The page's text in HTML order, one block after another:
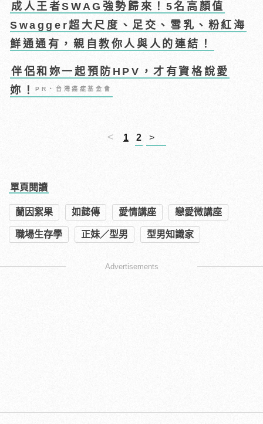
成人王者SWAG強勢歸來！5名高顏值
Swagger超大尺度、足交、雪乳、粉紅海
鮮通通有，親自教你人與人的連結！
伴侶和妳一起預防HPV，才有資格說愛
妳！PR・台灣癌症基金會
< 1 2 >
單頁閱讀
蘭因絮果 如懿傳 愛情講座 戀愛微講座
職場生存學 正妹／型男 型男知識家
Advertisements